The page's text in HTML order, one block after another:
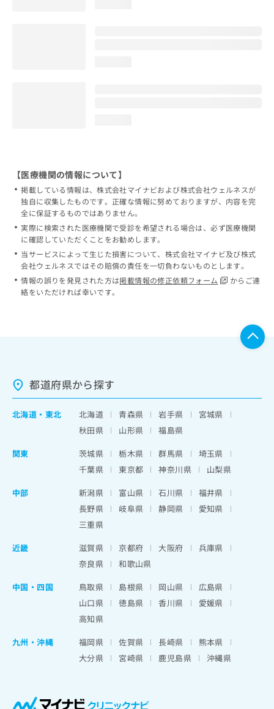
【医療機関の情報について】
掲載している情報は、株式会社マイナビおよび株式会社ウェルネスが
独自に収集したものです。正確な情報に努めておりますが、内容を完
全に保証するものではありません。
実際に検索された医療機関で受診を希望される場合は、必ず医療機関
に確認していただくことをお勧めします。
当サービスによって生じた損害について、株式会社マイナビ及び株式
会社ウェルネスではその賠償の責任を一切負わないものとします。
情報の誤りを発見された方は掲載情報の修正依頼フォーム
からご連
絡をいただければ幸いです。
都道府県から探す
北海道 ・ 東北 北海道 青森県 岩手県
宮城県
秋田県
山形県
福島県
関東
茨城県 栃木県 群馬県
埼玉県
千葉県
東京都 神奈川県
山梨県
中部
新潟県 富山県 石川県
福井県
長野県
岐阜県 静岡県
愛知県
三重県
近畿
滋賀県 京都府 大阪府
兵庫県
奈良県
和歌山県
中国・四国
鳥取県 島根県 岡山県
広島県
山口県
徳島県 香川県
愛媛県
高知県
九州・沖縄
福岡県 佐賀県 長崎県
熊本県
大分県
宮崎県 鹿児島県 沖縄県